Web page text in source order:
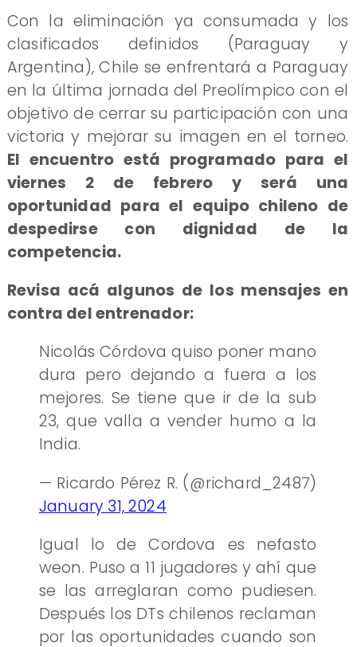
Con la eliminación ya consumada y los
clasificados definidos (Paraguay y
Argentina), Chile se enfrentará a Paraguay
en la última jornada del Preolímpico con el
objetivo de cerrar su participación con una
victoria y mejorar su imagen en el torneo.
El encuentro está programado para el
viernes 2 de febrero y será una
oportunidad para el equipo chileno de
despedirse con dignidad de la
competencia.
Revisa acá algunos de los mensajes en
contra del entrenador:
Nicolás Córdova quiso poner mano
dura pero dejando a fuera a los
mejores. Se tiene que ir de la sub
23, que valla a vender humo a la
India.
— Ricardo Pérez R. (@richard_2487)
January 31, 2024
Igual lo de Cordova es nefasto
weon. Puso a 11 jugadores y ahí que
se las arreglaran como pudiesen.
Después los DTs chilenos reclaman
por las oportunidades cuando son